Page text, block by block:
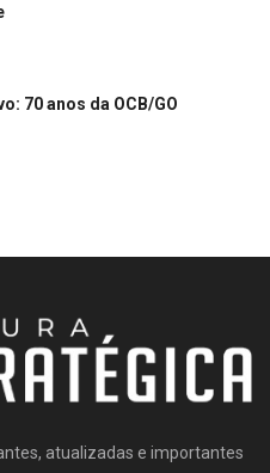
70 anos da OCB/GO
atualizadas e importantes